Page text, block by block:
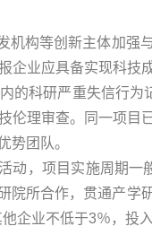
机构等创新主体加强
企业应具备实现科技
的科研严重失信行为
伦理审查。同一项目
势团队。
动，项目实施周期
所合作，贯通产学
企业不低于3％，投